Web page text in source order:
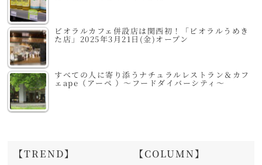
ビオラルカフェ併設店は関西初！「ビオラルうめき
た店」2025年3月21日(金)オープン
すべての人に寄り添うナチュラルレストラン＆カフ
ェape（アーペ ）～フードダイバーシティ～
【TREND】 【COLUMN】